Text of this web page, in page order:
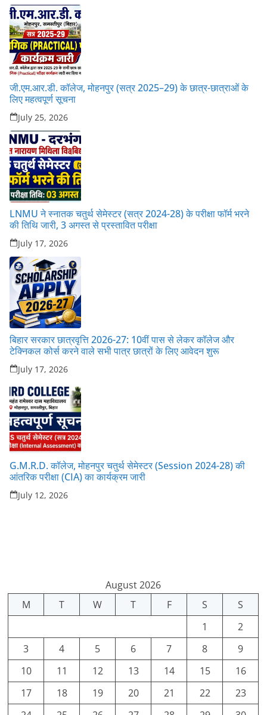
जी.एम.आर.डी. कॉलेज, मोहनपुर (सत्र 2025–29) के छात्र-छात्राओं के
लिए महत्वपूर्ण सूचना
July 25, 2026
LNMU ने स्नातक चतुर्थ सेमेस्टर (सत्र 2024-28) के परीक्षा फॉर्म भरने
की तिथि जारी, 3 अगस्त से प्रस्तावित परीक्षा
July 17, 2026
बिहार सरकार छात्रवृत्ति 2026-27: 10वीं पास से लेकर कॉलेज और
टेक्निकल कोर्स करने वाले सभी पात्र छात्रों के लिए आवेदन शुरू
July 17, 2026
G.M.R.D. कॉलेज, मोहनपुर चतुर्थ सेमेस्टर (Session 2024-28) की
आंतरिक परीक्षा (CIA) का कार्यक्रम जारी
July 12, 2026
August 2026
M
T W T F S
S
1
2
3
4 5 6 7 8
9
10
11 12 13 14 15
16
17
18 19 20 21 22
23